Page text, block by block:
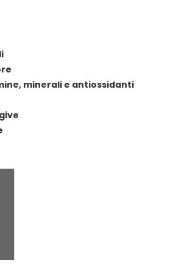
minerali e antiossidanti